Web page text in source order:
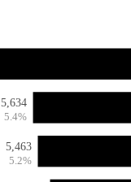
5,634
5.4%
5,463
5.2%